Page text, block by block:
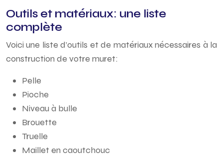
Outils et matériaux: une liste
complète
Voici une liste d’outils et de matériaux nécessaires à la
construction de votre muret:
Pelle
Pioche
Niveau à bulle
Brouette
Truelle
Maillet en caoutchouc